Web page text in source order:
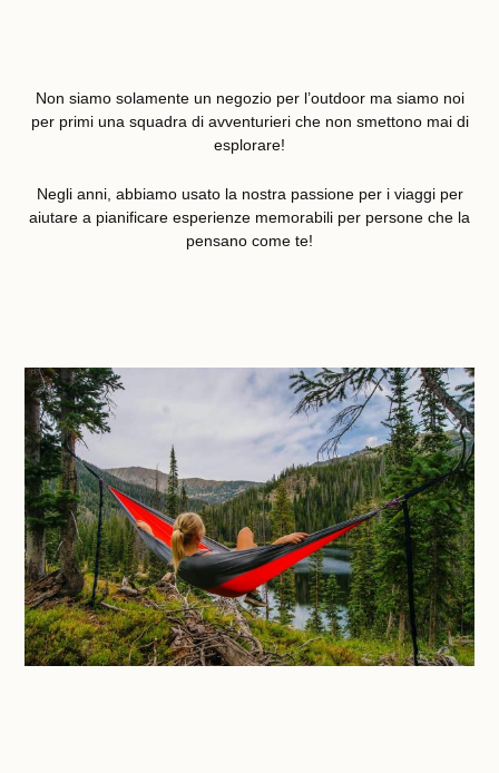
Non siamo solamente un negozio per l’outdoor ma siamo noi
per primi una squadra di avventurieri che non smettono mai di
esplorare!
Negli anni, abbiamo usato la nostra passione per i viaggi per
aiutare a pianificare esperienze memorabili per persone che la
pensano come te!